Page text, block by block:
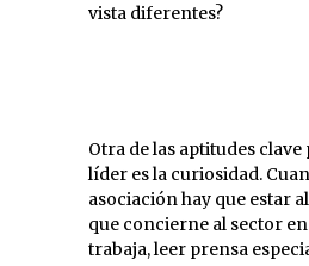
vista diferentes?
Otra de las aptitudes
líder es la curiosidad.
asociación hay que estar
que concierne al sector en
trabaja, leer prensa